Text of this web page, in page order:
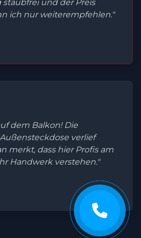
und der Preis
ich nur weiterempfehlen."
dem Balkon! Die
verlief
merkt, dass hier Profis am
Handwerk verstehen."